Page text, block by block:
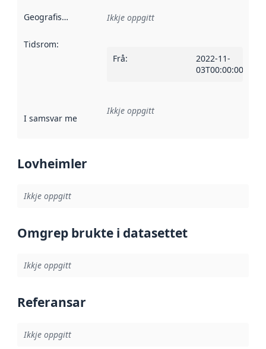
Geografisk område Ikkje oppgitt
Tidsrom:
Frå:
2022-11-
03T00:00:00Z
I samsvar med Referanse til ei implementeringsregel eller
Ikkje oppgitt
Lovheimler
Ikkje oppgitt
Omgrep brukte i datasettet
Ikkje oppgitt
Referansar
Ikkje oppgitt